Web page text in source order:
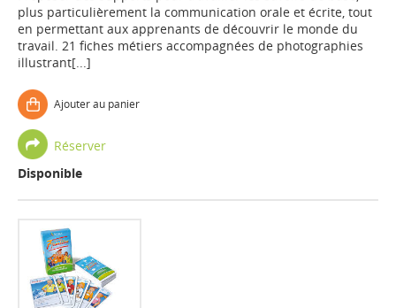
plus particulièrement la communication orale et écrite, tout
en permettant aux apprenants de découvrir le monde du
travail. 21 fiches métiers accompagnées de photographies
illustrant[...]
Ajouter au panier
Réserver
Disponible